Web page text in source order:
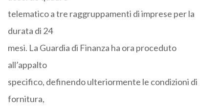
telematico a tre raggruppamenti di imprese per la
durata di 24
mesi. La Guardia di Finanza ha ora proceduto
all’appalto
specifico, definendo ulteriormente le condizioni di
fornitura,